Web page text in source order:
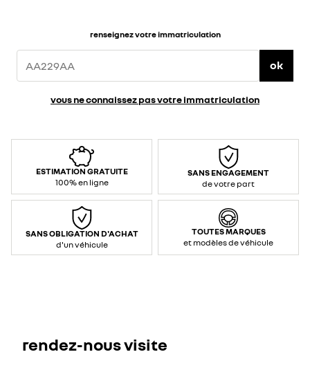
renseignez votre immatriculation
ok
vous ne connaissez pas votre immatriculation
ESTIMATION GRATUITE
100% en ligne
SANS ENGAGEMENT
de votre part
SANS OBLIGATION D'ACHAT
d'un véhicule
TOUTES MARQUES
et modèles de véhicule
rendez-nous visite